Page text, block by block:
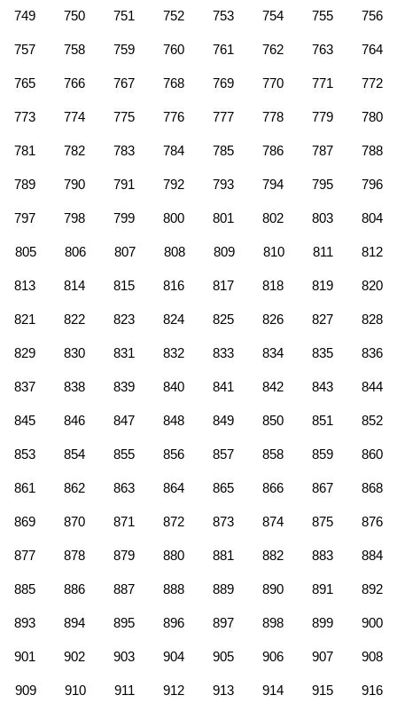
749 750 751 752 753 754 755 756
757 758 759 760 761 762 763 764
765 766 767 768 769 770 771 772
773 774 775 776 777 778 779 780
781 782 783 784 785 786 787 788
789 790 791 792 793 794 795 796
797 798 799 800 801 802 803 804
805 806 807 808 809 810 811 812
813 814 815 816 817 818 819 820
821 822 823 824 825 826 827 828
829 830 831 832 833 834 835 836
837 838 839 840 841 842 843 844
845 846 847 848 849 850 851 852
853 854 855 856 857 858 859 860
861 862 863 864 865 866 867 868
869 870 871 872 873 874 875 876
877 878 879 880 881 882 883 884
885 886 887 888 889 890 891 892
893 894 895 896 897 898 899 900
901 902 903 904 905 906 907 908
909 910 911 912 913 914 915 916